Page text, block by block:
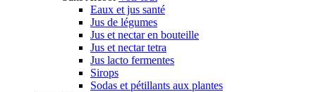
Eaux et jus santé
Jus de légumes
Jus et nectar en bouteille
Jus et nectar tetra
Jus lacto fermentes
Sirops
Sodas et pétillants aux plantes